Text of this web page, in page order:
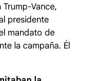
Vance,
presidente
mandato de
la campaña. Él